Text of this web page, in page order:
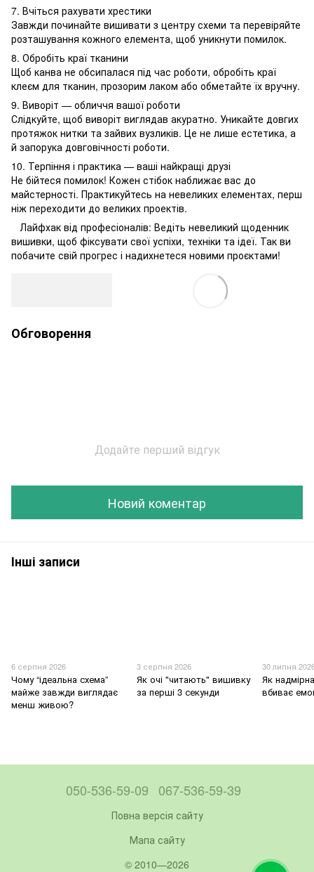
7. Вчіться рахувати хрестики
Завжди починайте вишивати з центру схеми та перевіряйте
розташування кожного елемента, щоб уникнути помилок.
8. Обробіть краї тканини
Щоб канва не обсипалася під час роботи, обробіть краї
клеєм для тканин, прозорим лаком або обметайте їх вручну.
9. Виворіт — обличчя вашої роботи
Слідкуйте, щоб виворіт виглядав акуратно. Уникайте довгих
протяжок нитки та зайвих вузликів. Це не лише естетика, а
й запорука довговічності роботи.
10. Терпіння і практика — ваші найкращі друзі
Не бійтеся помилок! Кожен стібок наближає вас до
майстерності. Практикуйтесь на невеликих елементах, перш
ніж переходити до великих проектів.
Лайфхак від професіоналів: Ведіть невеликий щоденник
вишивки, щоб фіксувати свої успіхи, техніки та ідеї. Так ви
побачите свій прогрес і надихнетеся новими проєктами!
Обговорення
Додайте перший відгук
Новий коментар
Інші записи
6 серпня 2026
Чому “ідеальна схема”
майже завжди виглядає
менш живою?
3 серпня 2026
Як очі "читають" вишивку
за перші 3 секунди
30 липня
Як
вбиває
050-536-59-09 067-536-59-39
Повна версія сайту
Мапа сайту
© 2010—2026